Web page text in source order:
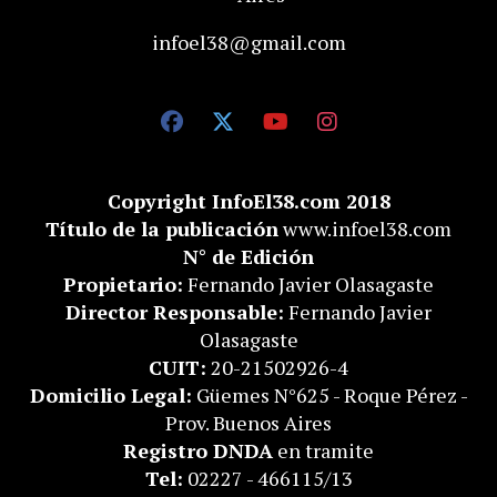
Copyright InfoEl38.com 2018
Título de la publicaciónwww.infoel38.com
N° de Edición
Propietario: Fernando Javier Olasagaste
Director Responsable: Fernando Javier
Olasagaste
CUIT: 20-21502926-4
Domicilio Legal: Güemes N°625 - Roque Pérez -
Prov. Buenos Aires
Registro DNDA en tramite
Tel: 02227 - 466115/13
infoel38@gmail.com